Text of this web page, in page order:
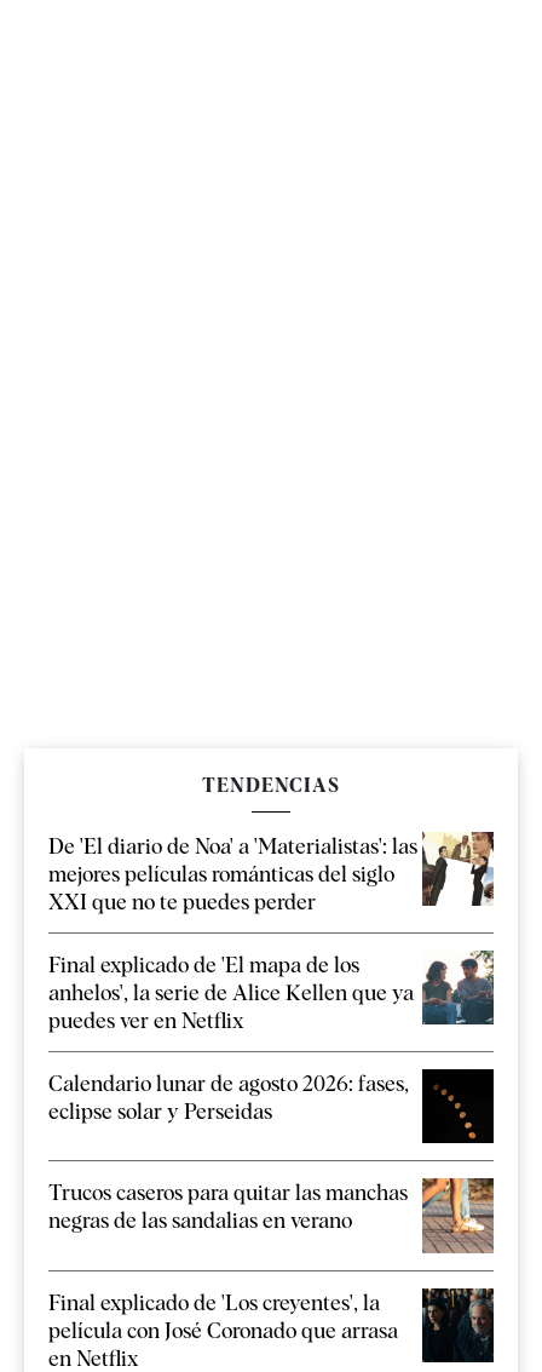
TENDENCIAS
De 'El diario de Noa' a 'Materialistas': las
mejores películas románticas del siglo
XXI que no te puedes perder
Final explicado de 'El mapa de los
anhelos', la serie de Alice Kellen que ya
puedes ver en Netflix
Calendario lunar de agosto 2026: fases,
eclipse solar y Perseidas
Trucos caseros para quitar las manchas
negras de las sandalias en verano
Final explicado de 'Los creyentes', la
película con José Coronado que arrasa
en Netflix